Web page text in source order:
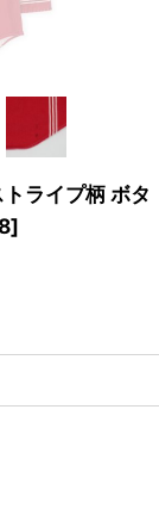
ライプ柄 ボタ
]